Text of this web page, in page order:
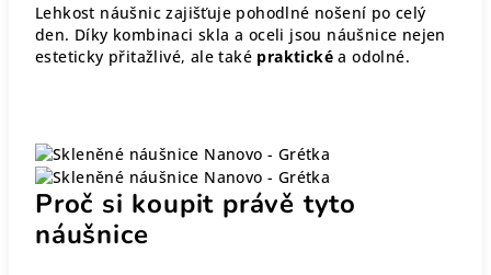
Lehkost náušnic zajišťuje pohodlné nošení po celý
den. Díky kombinaci skla a oceli jsou náušnice nejen
esteticky přitažlivé, ale také praktické a odolné.
Proč si koupit právě tyto
náušnice